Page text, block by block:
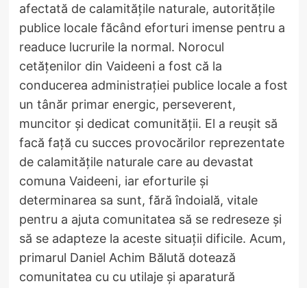
afectată de calamitățile naturale, autoritățile
publice locale făcând eforturi imense pentru a
readuce lucrurile la normal. Norocul
cetățenilor din Vaideeni a fost că la
conducerea administrației publice locale a fost
un tânăr primar energic, perseverent,
muncitor și dedicat comunității. El a reușit să
facă față cu succes provocărilor reprezentate
de calamitățile naturale care au devastat
comuna Vaideeni, iar eforturile și
determinarea sa sunt, fără îndoială, vitale
pentru a ajuta comunitatea să se redreseze și
să se adapteze la aceste situații dificile. Acum,
primarul Daniel Achim Bălută dotează
comunitatea cu cu utilaje și aparatură